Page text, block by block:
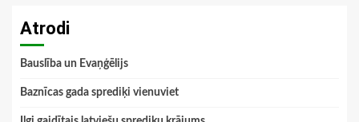
Atrodi
Bauslība un Evaņģēlijs
Baznīcas gada sprediķi vienuviet